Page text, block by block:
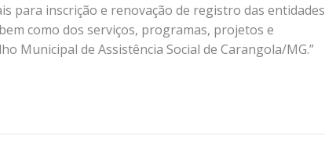
para inscrição e renovação de registro das entidades
como dos serviços, programas, projetos e
Municipal de Assistência Social de Carangola/MG.”